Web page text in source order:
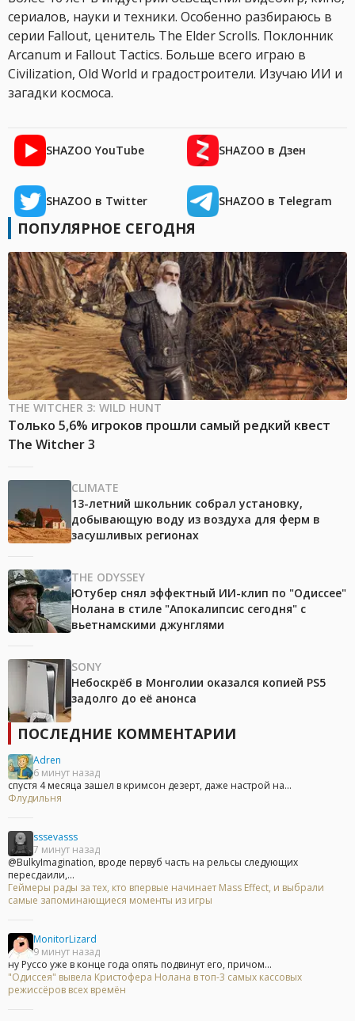
сериалов, науки и техники. Особенно разбираюсь в
серии Fallout, ценитель The Elder Scrolls. Поклонник
Arcanum и Fallout Tactics. Больше всего играю в
Civilization, Old World и градостроители. Изучаю ИИ и
загадки космоса.
SHAZOO YouTube SHAZOO в Дзен
SHAZOO в Twitter SHAZOO в Telegram
ПОПУЛЯРНОЕ СЕГОДНЯ
THE WITCHER 3: WILD HUNT
Только 5,6% игроков прошли самый редкий квест
The Witcher 3
CLIMATE
13-летний школьник собрал установку,
добывающую воду из воздуха для ферм в
засушливых регионах
THE ODYSSEY
Ютубер снял эффектный ИИ-клип по "Одиссее"
Нолана в стиле "Апокалипсис сегодня" с
вьетнамскими джунглями
SONY
Небоскрёб в Монголии оказался копией PS5
задолго до её анонса
ПОСЛЕДНИЕ КОММЕНТАРИИ
Adren
6 минут назад
спустя 4 месяца зашел в кримсон дезерт, даже настрой на...
Флудильня
sssevasss
7 минут назад
@BulkyImagination, вроде первуб часть на рельсы следующих
пересдаили,...
Геймеры рады за тех, кто впервые начинает Mass Effect, и выбрали
самые запоминающиеся моменты из игры
MonitorLizard
9 минут назад
ну Руссо уже в конце года опять подвинут его, причом...
"Одиссея" вывела Кристофера Нолана в топ-3 самых кассовых
режиссёров всех времён